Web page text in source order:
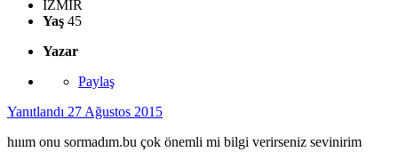
İZMİR
Yaş 45
Yazar
Paylaş
Yanıtlandı 27 Ağustos 2015
hııım onu sormadım.bu çok önemli mi bilgi verirseniz sevinirim